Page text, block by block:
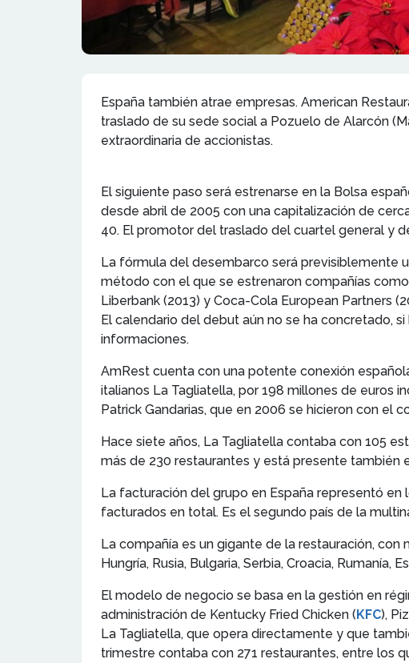
España también atrae empresas. American
traslado de su sede social a Pozuelo de Alarcón
extraordinaria de accionistas.
El siguiente paso será estrenarse en la Bolsa
desde abril de 2005 con una capitalización de
40. El promotor del traslado del cuartel general y
La fórmula del desembarco será previsiblemente
método con el que se estrenaron compañías como
Liberbank (2013) y Coca-Cola European Partners
El calendario del debut aún no se ha concretado,
informaciones.
AmRest cuenta con una potente conexión
italianos La Tagliatella, por 198 millones de euros
Patrick Gandarias, que en 2006 se hicieron con el
Hace siete años, La Tagliatella contaba con 105
más de 230 restaurantes y está presente también
La facturación del grupo en España representó
facturados en total. Es el segundo país de la
La compañía es un gigante de la restauración, con
Hungría, Rusia, Bulgaria, Serbia, Croacia, Rumanía,
El modelo de negocio se basa en la gestión en
administración de Kentucky Fried Chicken (KFC),
La Tagliatella, que opera directamente y que
trimestre contaba con 271 restaurantes, entre los